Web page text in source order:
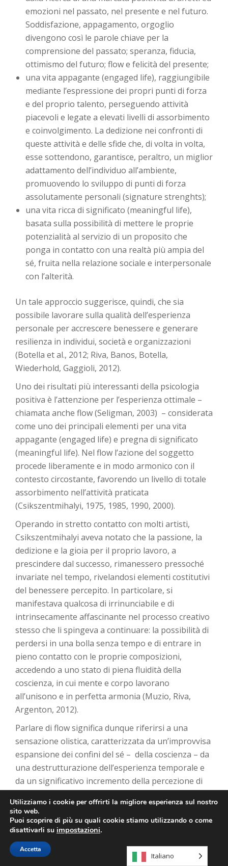
emozioni nel passato, nel presente e nel futuro.
Soddisfazione, appagamento, orgoglio
divengono così le parole chiave per la
comprensione del passato; speranza, fiducia,
ottimismo del futuro; flow e felicità del presente;
una vita appagante (engaged life), raggiungibile
mediante l’espressione dei propri punti di forza
e del proprio talento, perseguendo attività
piacevoli e legate a elevati livelli di assorbimento
e coinvolgimento. La dedizione nei confronti di
queste attività e delle sfide che, di volta in volta,
esse sottendono, garantisce, peraltro, un miglior
adattamento dell’individuo all’ambiente,
promuovendo lo sviluppo di punti di forza
assolutamente personali (signature strenghts);
una vita ricca di significato (meaningful life),
basata sulla possibilità di mettere le proprie
potenzialità al servizio di un proposito che
ponga in contatto con una realtà più ampia del
sé, fruita nella relazione sociale e interpersonale
con l’alterità.
Un tale approccio suggerisce, quindi, che sia
possibile lavorare sulla qualità dell’esperienza
personale per accrescere benessere e generare
resilienza in individui, società e organizzazioni
(Botella et al., 2012; Riva, Banos, Botella,
Wiederhold, Gaggioli, 2012).
Uno dei risultati più interessanti della psicologia
positiva è l’attenzione per l’esperienza ottimale –
chiamata anche flow (Seligman, 2003) – considerata
come uno dei principali elementi per una vita
appagante (engaged life) e pregna di significato
(meaningful life). Nel flow l’azione del soggetto
procede liberamente e in modo armonico con il
contesto circostante, favorendo un livello di totale
assorbimento nell’attività praticata
(Csikszentmihalyi, 1975, 1985, 1990, 2000).
Operando in stretto contatto con molti artisti,
Csikszentmihalyi aveva notato che la passione, la
dedizione e la gioia per il proprio lavoro, a
prescindere dal successo, rimanessero pressoché
invariate nel tempo, rivelandosi elementi costitutivi
del benessere percepito. In particolare, si
manifestava qualcosa di irrinunciabile e di
intrinsecamente affascinante nel processo creativo
stesso che li spingeva a continuare: la possibilità di
perdersi in una bolla senza tempo e di entrare in
pieno contatto con le proprie composizioni,
accedendo a uno stato di piena fluidità della
coscienza, in cui mente e corpo lavorano
all’unisono e in perfetta armonia (Muzio, Riva,
Argenton, 2012).
Parlare di flow significa dunque riferirsi a una
sensazione olistica, caratterizzata da un’improvvisa
espansione dei confini del sé – della coscienza – da
una destrutturazione dell’esperienza temporale e
da un significativo incremento della percezione di
(Csikszentmihalyi, 1975/2000).
Negli anni Settanta, partendo da un lavoro di
ricerca e sviluppo sulla creatività, Csikszentmihàlyi
aveva avviato uno studio sul flusso di coscienza,
Utilizziamo i cookie per offrirti la migliore esperienza sul nostro
sito web.
Puoi scoprire di più su quali cookie stiamo utilizzando o come
disattivarli su impostazioni.
Accetta
Italiano